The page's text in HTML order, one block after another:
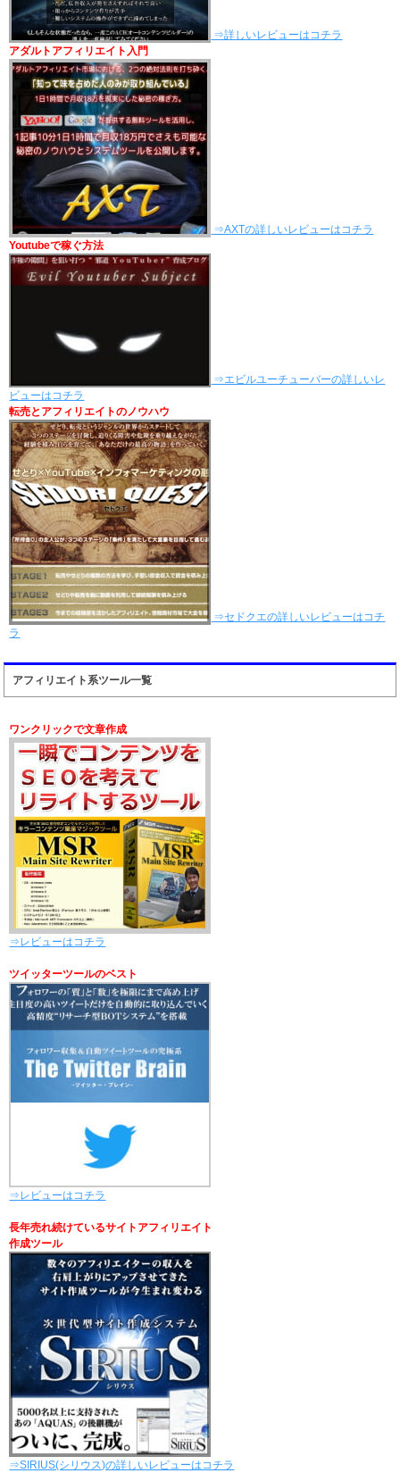
⇒詳しいレビューはコチラ
アダルトアフィリエイト入門
⇒AXTの詳しいレビューはコチラ
Youtubeで稼ぐ方法
⇒エビルユーチューバーの詳しいレ
ビューはコチラ
転売とアフィリエイトのノウハウ
⇒セドクエの詳しいレビューはコチ
ラ
アフィリエイト系ツール一覧
ワンクリックで文章作成
⇒レビューはコチラ
ツイッターツールのベスト
⇒レビューはコチラ
長年売れ続けているサイトアフィリエイト
作成ツール
⇒SIRIUS(シリウス)の詳しいレビューはコチラ